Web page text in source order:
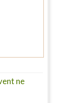
ne
sortir : A